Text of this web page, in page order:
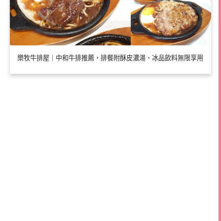
樂牧牛排屋｜中和牛排推薦，排餐附酥皮濃湯、冰品飲料無限享用